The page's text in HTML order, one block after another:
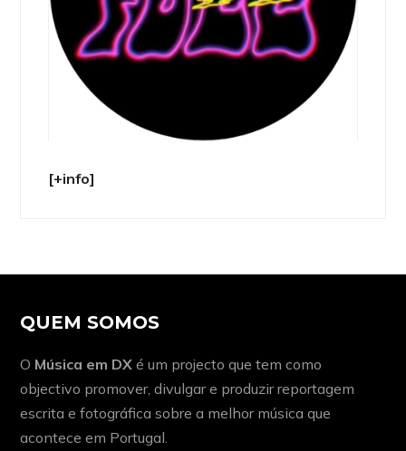
[+info]
QUEM SOMOS
O Música em DX é um projecto que tem como
objectivo promover, divulgar e produzir reportagem
escrita e fotográfica sobre a melhor música que
acontece em Portugal.